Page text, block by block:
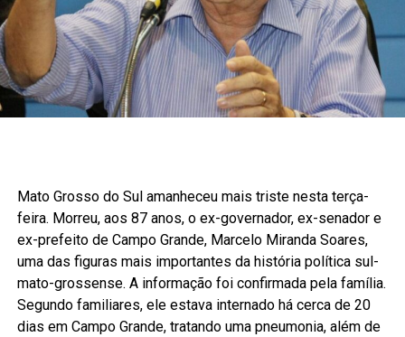
Mato Grosso do Sul amanheceu mais triste nesta terça-
feira. Morreu, aos 87 anos, o ex-governador, ex-senador e
ex-prefeito de Campo Grande, Marcelo Miranda Soares,
uma das figuras mais importantes da história política sul-
mato-grossense. A informação foi confirmada pela família.
Segundo familiares, ele estava internado há cerca de 20
dias em Campo Grande, tratando uma pneumonia, além de